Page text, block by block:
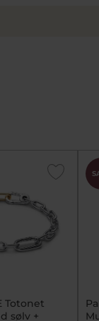
Totonet
sølv +